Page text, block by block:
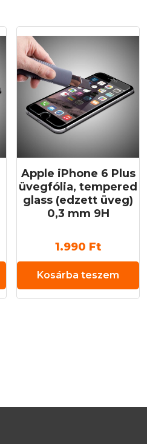
Apple iPhone 6 Plus
üvegfólia, tempered
glass (edzett üveg)
0,3 mm 9H
1.990 Ft
Kosárba teszem